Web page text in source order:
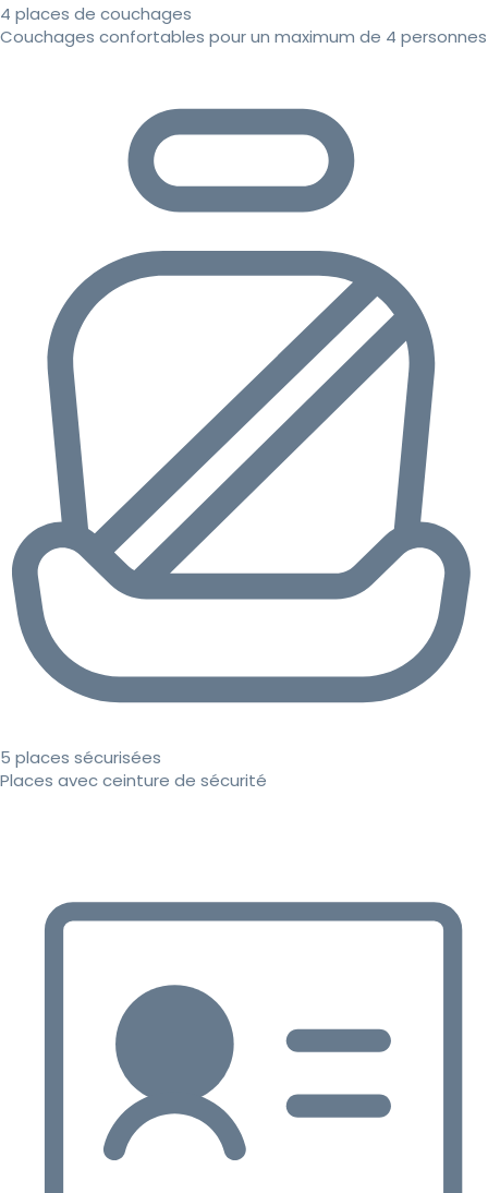
4 places de couchages
Couchages confortables pour un maximum de 4 personnes
5 places sécurisées
Places avec ceinture de sécurité